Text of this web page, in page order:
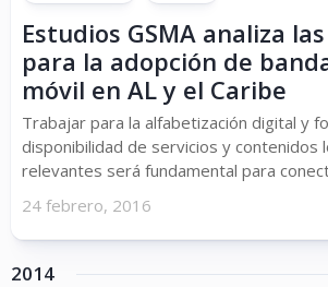
Estudios GSMA analiza
para la adopción de
móvil en AL y el Caribe
Trabajar para la alfabetización digital y
disponibilidad de servicios y contenidos
relevantes será fundamental para
24 febrero, 2016
2014